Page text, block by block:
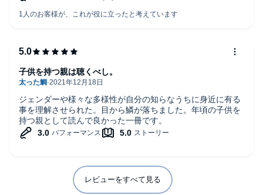
ったですし、読み進めるごとにどんどんイメージにハマって
ジェンダーや様々な多様性が自分の知らなうちに身近に有る
事を理解させられた。目から鱗が落ちました。年頃の子供を
持つ親として読んで良かった一冊です。
子供を持つ親は聴くべし。
レビューをすべて見る